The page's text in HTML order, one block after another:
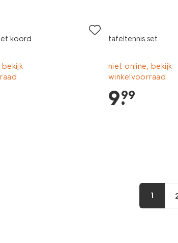
koord tafeltennis set
niet online, bekijk
winkelvoorraad
9.
99
1